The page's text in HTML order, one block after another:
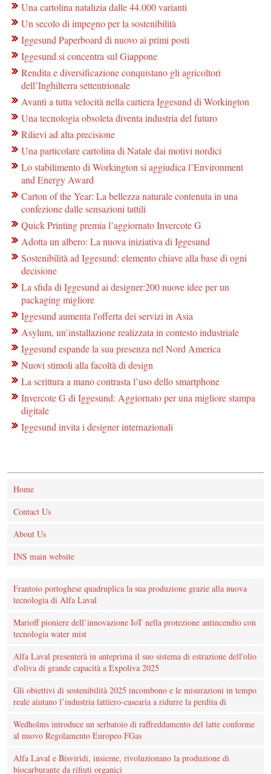
Una cartolina natalizia dalle 44.000 varianti
Un secolo di impegno per la sostenibilità
Iggesund Paperboard di nuovo ai primi posti
Iggesund si concentra sul Giappone
Rendita e diversificazione conquistano gli agricoltori
dell’Inghilterra settentrionale
Avanti a tutta velocità nella cartiera Iggesund di Workington
Una tecnologia obsoleta diventa industria del futuro
Rilievi ad alta precisione
Una particolare cartolina di Natale dai motivi nordici
Lo stabilimento di Workington si aggiudica l’Environment
and Energy Award
Carton of the Year: La bellezza naturale contenuta in una
confezione dalle sensazioni tattili
Quick Printing premia l’aggiornato Invercote G
Adotta un albero: La nuova iniziativa di Iggesund
Sostenibilità ad Iggesund: elemento chiave alla base di ogni
decisione
La sfida di Iggesund ai designer:200 nuove idee per un
packaging migliore
Iggesund aumenta l'offerta dei servizi in Asia
Asylum, un’installazione realizzata in contesto industriale
Iggesund espande la sua presenza nel Nord America
Nuovi stimoli alla facoltà di design
La scrittura a mano contrasta l’uso dello smartphone
Invercote G di Iggesund: Aggiornato per una migliore stampa
digitale
Iggesund invita i designer internazionali
Home
Contact Us
About Us
INS main website
Frantoio portoghese quadruplica la sua produzione grazie alla nuova
tecnologia di Alfa Laval
Marioff pioniere dell’innovazione IoT nella protezione antincendio con
tecnologia water mist
Alfa Laval presenterà in anteprima il suo sistema di estrazione dell'olio
d'oliva di grande capacità a Expoliva 2025
Gli obiettivi di sostenibilità 2025 incombono e le misurazioni in tempo
reale aiutano l’industria lattiero-casearia a ridurre la perdita di
Wedholms introduce un serbatoio di raffreddamento del latte conforme
al nuovo Regolamento Europeo FGas
Alfa Laval e Bisviridi, insieme, rivoluzionano la produzione di
biocarburante da rifiuti organici